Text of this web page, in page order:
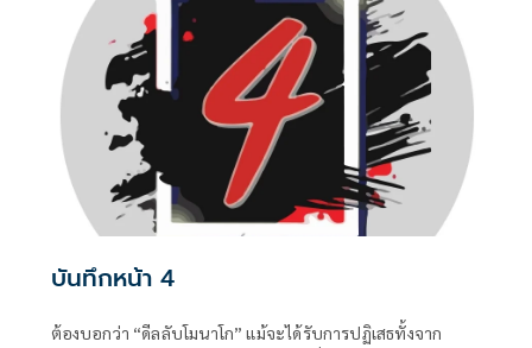
บันทึกหน้า 4
ต้องบอกว่า “ดีลลับโมนาโก” แม้จะได้รับการปฏิเสธทั้งจาก